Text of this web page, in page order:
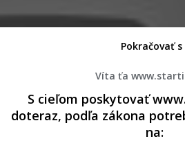
Víta ťa
S cieľom poskytovať
doteraz, podľa zákona
na:
Pokračovať